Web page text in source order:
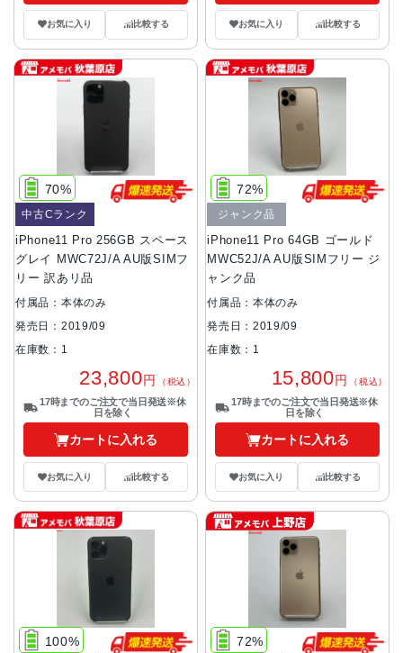
お気に入り 比較する お気に入り 比較する
iPhone11 Pro 256GB スペース
グレイ MWC72J/A AU版SIMフ
リー 訳あリ品
70%
中古Cランク
付属品：本体のみ
発売日：2019/09
在庫数：1
23,800円 （税込）
17時までのご注文で当日発送※休
日を除く
カートに入れる
お気に入り 比較する
iPhone11 Pro 64GB ゴールド
MWC52J/A AU版SIMフリー ジ
ャンク品
72%
ジャンク品
付属品：本体のみ
発売日：2019/09
在庫数：1
15,800円 （税込）
17時までのご注文で当日発送※休
日を除く
カートに入れる
お気に入り 比較する
100% 72%